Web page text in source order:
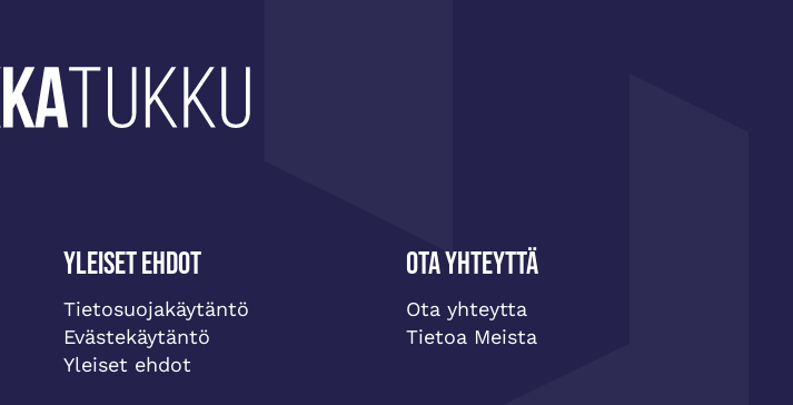
Yleiset ehdot
Tietosuojakäytäntö
Evästekäytäntö
Yleiset ehdot
Ota yhteyttä
Ota yhteytta
Tietoa Meista